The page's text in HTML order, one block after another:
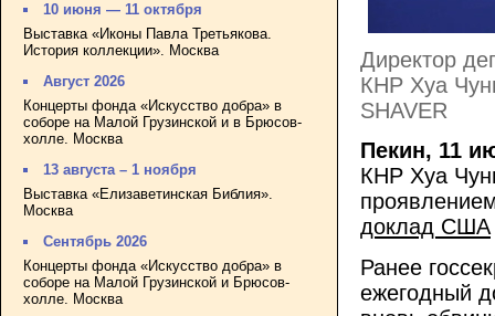
10 июня — 11 октября
Выставка «Иконы Павла Третьякова.
История коллекции». Москва
Август 2026
Концерты фонда «Искусство добра» в
соборе на Малой Грузинской и в Брюсов-
холле. Москва
13 августа – 1 ноября
Выставка «Елизаветинская Библия».
Москва
Сентябрь 2026
Концерты фонда «Искусство добра» в
соборе на Малой Грузинской и Брюсов-
холле. Москва
Директор
КНР Хуа
SHAVER
Пекин, 11
КНР Хуа
доклад США
Ранее
ежегодный